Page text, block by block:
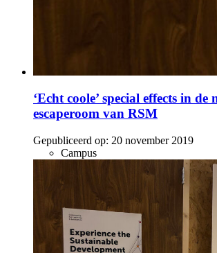
‘Echt coole’ special effects in de
escaperoom van RSM
Gepubliceerd op: 20 november 2019
Campus